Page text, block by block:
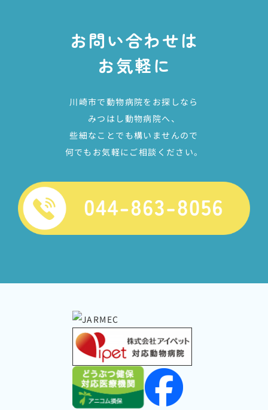
お問い合わせは
お気軽に
川崎市で動物病院をお探しなら
みつはし動物病院へ、
些細なことでも構いませんので
何でもお気軽にご相談ください。